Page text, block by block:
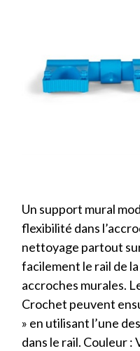
Un support mural
flexibilité dans
nettoyage partout
facilement le rail de
accroches murales.
Crochet peuvent
» en utilisant l’une
dans le rail. Couleur :